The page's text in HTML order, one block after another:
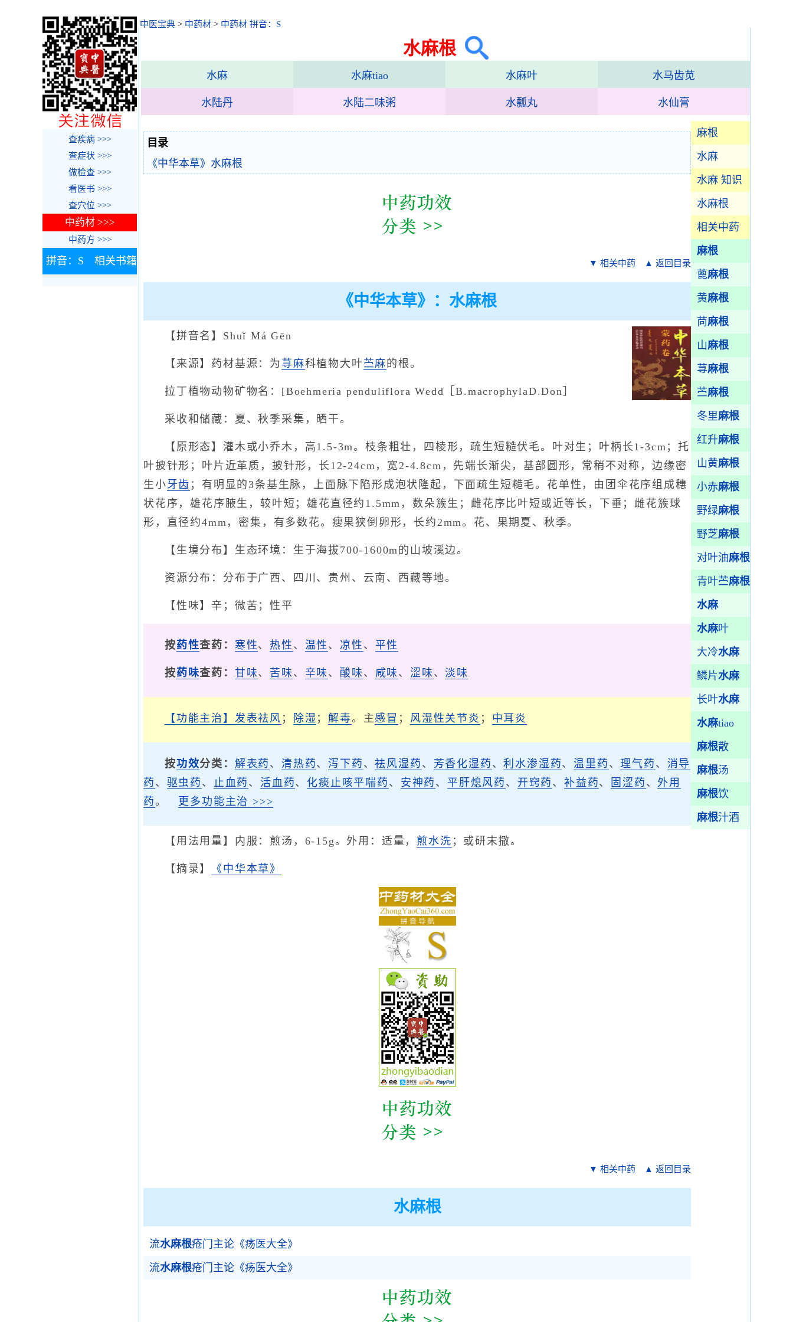
中医宝典 > 中药材 > 中药材 拼音：S
水麻根
水麻 水麻tiao 水麻叶 水马齿苋
水陆丹 水陆二味粥 水瓢丸 水仙膏
麻根
水麻
水麻 知识
水麻根
相关中药
麻根
蓖麻根
黄麻根
苘麻根
山麻根
荨麻根
苎麻根
冬里麻根
红升麻根
山黄麻根
小赤麻根
野绿麻根
野芝麻根
对叶油麻根
青叶苎麻根
水麻
水麻叶
大冷水麻
鳞片水麻
长叶水麻
水麻tiao
麻根散
麻根汤
麻根饮
麻根汁酒
目录
《中华本草》水麻根
▼ 相关中药 ▲ 返回目录
《中华本草》：水麻根
【拼音名】Shuǐ Má Gēn
【来源】药材基源：为荨麻科植物大叶苎麻 的根。
拉丁植物动物矿物名：[Boehmeria penduliflora Wedd［B.macrophylaD.Don］
采收和储藏：夏、秋季采集，晒干。
【原形态】灌木或小乔木，高1.5-3m。枝条粗壮，四棱形，疏生短糙伏毛。叶对生；叶柄长1-3cm；托
叶披针形；叶片近革质，披针形，长12-24cm，宽2-4.8cm，先端长渐尖，基部圆形，常稍不对称，边缘密
生小牙齿 ；有明显的3条基生脉，上面脉下陷形成泡状隆起，下面疏生短糙毛。花单性，由团伞花序组成穗
状花序，雄花序腋生，较叶短；雄花直径约1.5mm，数朵簇生；雌花序比叶短或近等长，下垂；雌花簇球
形，直径约4mm，密集，有多数花。瘦果狭倒卵形，长约2mm。花、果期夏、秋季。
【生境分布】生态环境：生于海拔700-1600m的山坡溪边。
资源分布：分布于广西、四川、贵州、云南、西藏等地。
【性味】辛；微苦；性平
按药性查药： 寒性、 热性 、 温性 、 凉性 、 平性
按药味查药： 甘味、 苦味、 辛味、 酸味、 咸味、 涩味、 淡味
【功能主治】 发表祛风 ； 除湿 ；解毒。主感冒 ； 风湿性关节炎 ； 中耳炎
按功效分类： 解表药 、清热药、 泻下药 、祛风湿药 、 芳香化湿药 、利水渗湿药、温里药 、理气药 、 消导
药 、 驱虫药 、 止血药 、 活血药、 化痰止咳平喘药 、 安神药 、 平肝熄风药 、 开窍药 、 补益药、 固涩药 、外用
药。 更多功能主治 >>>
【用法用量】内服：煎汤，6-15g。外用：适量， 煎水洗 ；或研末撒。
【摘录】 《中华本草》
▼ 相关中药 ▲ 返回目录
水麻根
流水麻根疮门主论《疡医大全》
流水麻根疮门主论《疡医大全》
查疾病 >>>
查症状 >>>
做检查 >>>
看医书 >>>
查穴位 >>>
中药材 >>>
中药方 >>>
拼音：S 相关书籍